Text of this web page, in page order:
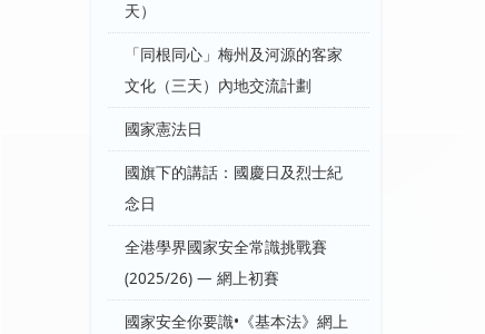
天）
「同根同心」梅州及河源的客家
文化（三天）內地交流計劃
國家憲法日
國旗下的講話：國慶日及烈士紀
念日
全港學界國家安全常識挑戰賽
(2025/26) — 網上初賽
國家安全你要識•《基本法》網上